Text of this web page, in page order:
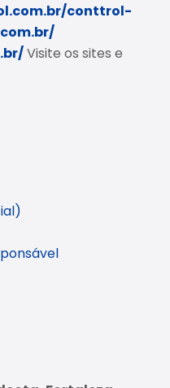
conttrol-
Visite os sites e